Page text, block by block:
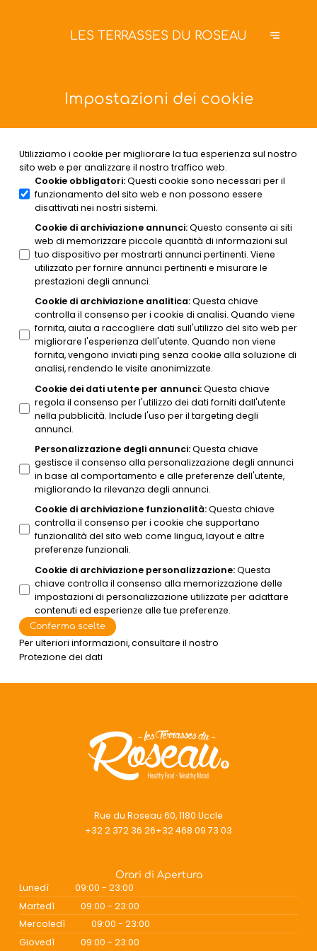
LES TERRASSES DU ROSEAU
Impostazioni dei cookie
Utilizziamo i cookie per migliorare la tua esperienza sul nostro
sito web e per analizzare il nostro traffico web.
Cookie obbligatori:Questi cookie sono necessari per il
funzionamento del sito web e non possono essere
disattivati nei nostri sistemi.
Cookie di archiviazione annunci:Questo consente ai siti
web di memorizzare piccole quantità di informazioni sul
tuo dispositivo per mostrarti annunci pertinenti. Viene
utilizzato per fornire annunci pertinenti e misurare le
prestazioni degli annunci.
Cookie di archiviazione analitica:Questa chiave
controlla il consenso per i cookie di analisi. Quando viene
fornita, aiuta a raccogliere dati sull'utilizzo del sito web per
migliorare l'esperienza dell'utente. Quando non viene
fornita, vengono inviati ping senza cookie alla soluzione di
analisi, rendendo le visite anonimizzate.
Cookie dei dati utente per annunci:Questa chiave
regola il consenso per l'utilizzo dei dati forniti dall'utente
nella pubblicità. Include l'uso per il targeting degli
annunci.
Personalizzazione degli annunci:Questa chiave
gestisce il consenso alla personalizzazione degli annunci
in base al comportamento e alle preferenze dell'utente,
migliorando la rilevanza degli annunci.
Cookie di archiviazione funzionalità:Questa chiave
controlla il consenso per i cookie che supportano
funzionalità del sito web come lingua, layout e altre
preferenze funzionali.
Cookie di archiviazione personalizzazione:Questa
chiave controlla il consenso alla memorizzazione delle
impostazioni di personalizzazione utilizzate per adattare
contenuti ed esperienze alle tue preferenze.
Conferma scelte
Per ulteriori informazioni, consultare il nostro
Protezione dei dati
Rue du Roseau 60, 1180 Uccle
+32 2 372 36 26+32 468 09 73 03
Orari di Apertura
Lunedì
09:00 - 23:00
Martedì
09:00 - 23:00
Mercoledì
09:00 - 23:00
Giovedì
09:00 - 23:00